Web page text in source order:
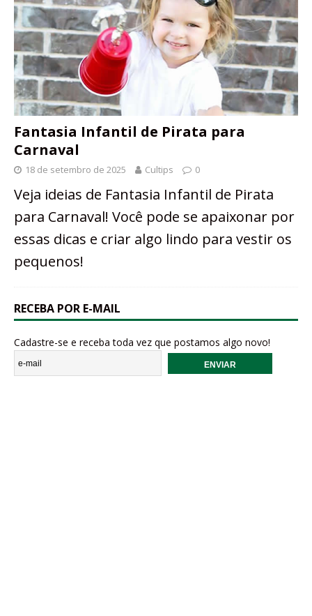
Fantasia Infantil de Pirata para
Carnaval
18 de setembro de 2025 Cultips 0
Veja ideias de Fantasia Infantil de Pirata
para Carnaval! Você pode se apaixonar por
essas dicas e criar algo lindo para vestir os
pequenos!
RECEBA POR E-MAIL
Cadastre-se e receba toda vez que postamos algo novo!